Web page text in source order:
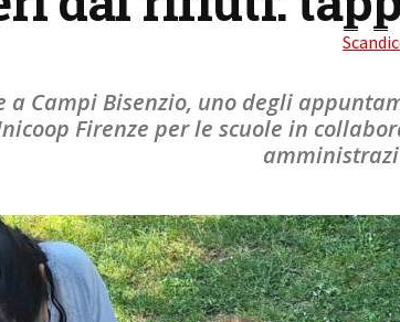
Campi Bisenzio, uno degli
Firenze per le scuole in